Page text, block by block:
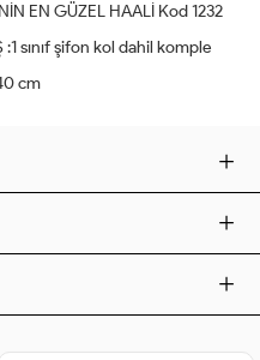
EN GÜZEL HAALİ Kod 1232
sınıf şifon kol dahil komple
cm